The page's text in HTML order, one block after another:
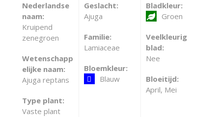
Nederlandse
naam:
Kruipend
zenegroen
Wetenschapp
elijke naam:
Ajuga reptans
Type plant:
Vaste plant
Geslacht:
Ajuga
Familie:
Lamiaceae
Bloemkleur:
Blauw
Bladkleur:
Groen
Veelkleurig
blad:
Nee
Bloeitijd:
April, Mei